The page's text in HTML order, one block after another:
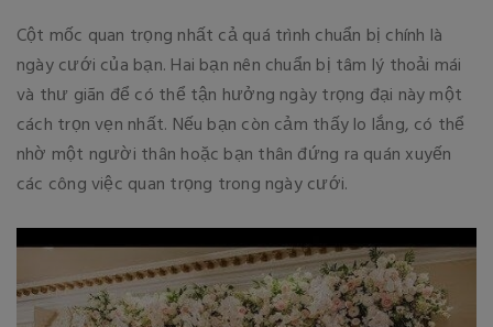
Cột mốc quan trọng nhất cả quá trình chuẩn bị chính là
ngày cưới của bạn. Hai bạn nên chuẩn bị tâm lý thoải mái
và thư giãn để có thể tận hưởng ngày trọng đại này một
cách trọn vẹn nhất. Nếu bạn còn cảm thấy lo lắng, có thể
nhờ một người thân hoặc bạn thân đứng ra quán xuyến
các công việc quan trọng trong ngày cưới.